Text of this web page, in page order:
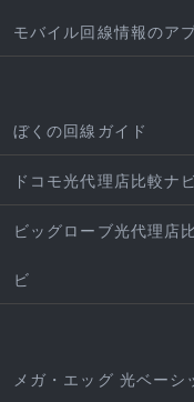
モバイル回線情報のア
ぼくの回線ガイド
ドコモ光代理店比較ナ
ビッグローブ光代理店
ビ
メガ・エッグ 光ベーシ